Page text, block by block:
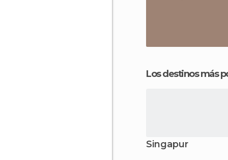
Los destinos más
Singapur